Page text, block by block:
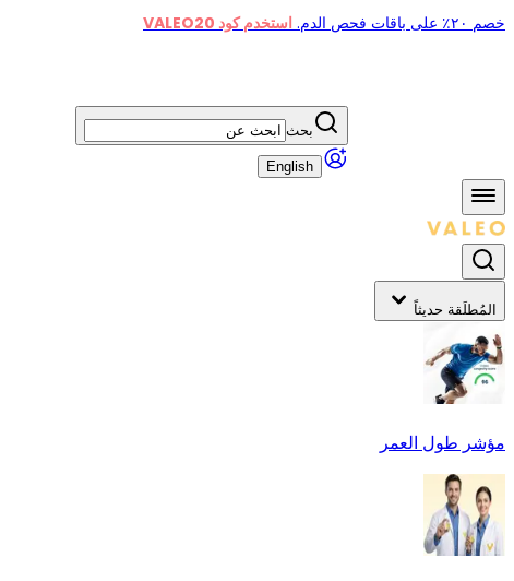
خصم ٢٠٪ على باقات فحص الدم. استخدم كود VALEO20
بحث
English
المُطلَقة حديثاً
مؤشر طول العمر